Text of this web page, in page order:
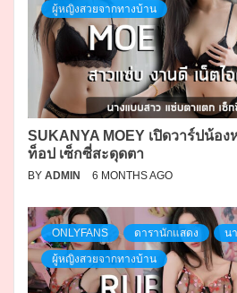
ผู้หญิงสวยจากทางบ้าน
SUKANYA MOEY เปิดวาร์ปน้อ
ท็อป เซ็กซี่สะดุดตา
BY ADMIN 6 MONTHS AGO
ONLYFANS ดารานักแสดง น
ผู้หญิงสวยจากทางบ้าน